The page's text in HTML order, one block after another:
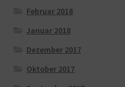
Februar 2018
Januar 2018
Dezember 2017
Oktober 2017